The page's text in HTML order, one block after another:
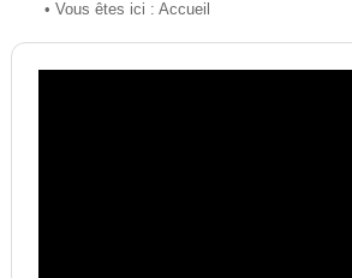
• Vous êtes ici : Accueil